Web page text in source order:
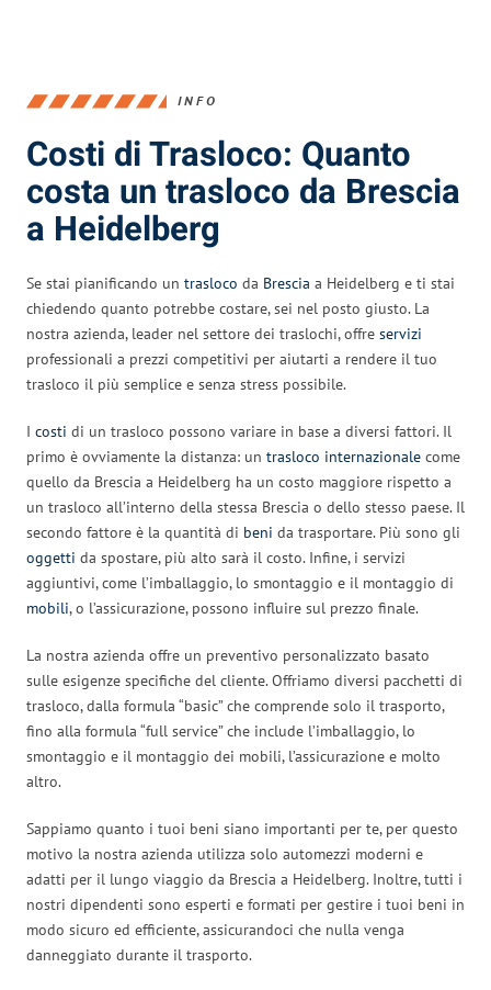
INFO
Costi di Trasloco: Quanto
costa un trasloco da Brescia
a Heidelberg
Se stai pianificando un trasloco da Brescia a Heidelberg e ti stai
chiedendo quanto potrebbe costare, sei nel posto giusto. La
nostra azienda, leader nel settore dei traslochi, offre servizi
professionali a prezzi competitivi per aiutarti a rendere il tuo
trasloco il più semplice e senza stress possibile.
I costi di un trasloco possono variare in base a diversi fattori. Il
primo è ovviamente la distanza: un trasloco internazionale come
quello da Brescia a Heidelberg ha un costo maggiore rispetto a
un trasloco all’interno della stessa Brescia o dello stesso paese. Il
secondo fattore è la quantità di beni da trasportare. Più sono gli
oggetti da spostare, più alto sarà il costo. Infine, i servizi
aggiuntivi, come l’imballaggio, lo smontaggio e il montaggio di
mobili, o l’assicurazione, possono influire sul prezzo finale.
La nostra azienda offre un preventivo personalizzato basato
sulle esigenze specifiche del cliente. Offriamo diversi pacchetti di
trasloco, dalla formula “basic” che comprende solo il trasporto,
fino alla formula “full service” che include l’imballaggio, lo
smontaggio e il montaggio dei mobili, l’assicurazione e molto
altro.
Sappiamo quanto i tuoi beni siano importanti per te, per questo
motivo la nostra azienda utilizza solo automezzi moderni e
adatti per il lungo viaggio da Brescia a Heidelberg. Inoltre, tutti i
nostri dipendenti sono esperti e formati per gestire i tuoi beni in
modo sicuro ed efficiente, assicurandoci che nulla venga
danneggiato durante il trasporto.